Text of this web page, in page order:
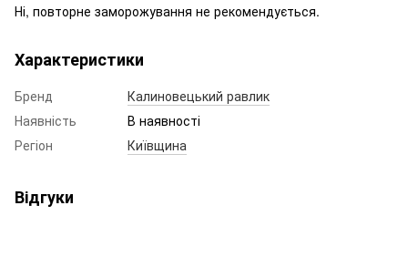
Ні, повторне заморожування не рекомендується.
Характеристики
Бренд
Калиновецький равлик
Наявність
В наявності
Регіон
Київщина
Відгуки